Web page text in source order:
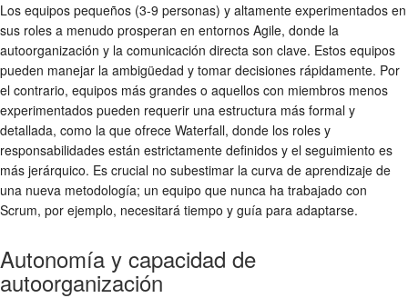
Los equipos pequeños (3-9 personas) y altamente experimentados en
sus roles a menudo prosperan en entornos Agile, donde la
autoorganización y la comunicación directa son clave. Estos equipos
pueden manejar la ambigüedad y tomar decisiones rápidamente. Por
el contrario, equipos más grandes o aquellos con miembros menos
experimentados pueden requerir una estructura más formal y
detallada, como la que ofrece Waterfall, donde los roles y
responsabilidades están estrictamente definidos y el seguimiento es
más jerárquico. Es crucial no subestimar la curva de aprendizaje de
una nueva metodología; un equipo que nunca ha trabajado con
Scrum, por ejemplo, necesitará tiempo y guía para adaptarse.
Autonomía y capacidad de
autoorganización